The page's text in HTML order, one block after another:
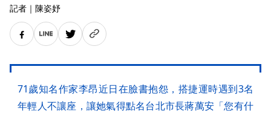
記者 ｜ 陳姿妤
71歲知名作家李昂近日在臉書抱怨，搭捷運時遇到3名
年輕人不讓座，讓她氣得點名台北市長蔣萬安「您有什